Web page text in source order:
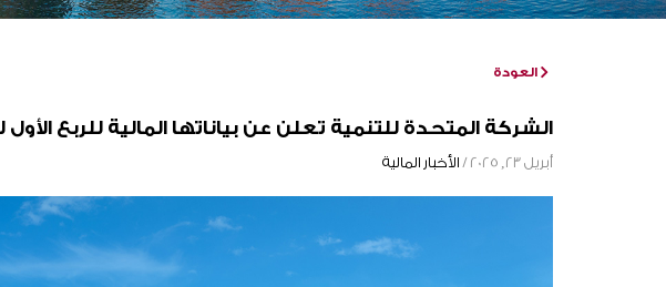
العودة
الشركة المتحدة للتنمية تعلن عن بياناتها المالية للربع الأول
أبريل 23, 2025 / الأخبار المالية